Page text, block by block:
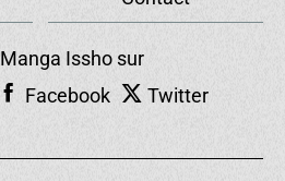
Issho sur
Facebook Twitter